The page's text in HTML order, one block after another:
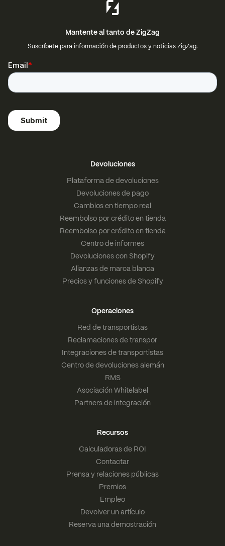
Mantente al tanto de ZigZag
Suscríbete para información de productos y noticias ZigZag.
Devoluciones
Plataforma de devoluciones
Devoluciones de pago
Cambios en tiempo real
Reembolso por crédito en tienda
Reembolso por crédito en tienda
Centro de informes
Devoluciones con Shopify
Alianzas de marca blanca
Precios y funciones de Shopify
Operaciones
Red de transportistas
Reclamaciones de transpor
Integraciones de transportistas
Centro de devoluciones alemán
RMS
Asociación Whitelabel
Partners de integración
Recursos
Calculadoras de ROI
Contactar
Prensa y relaciones públicas
Premios
Empleo
Devolver un artículo
Reserva una demostración